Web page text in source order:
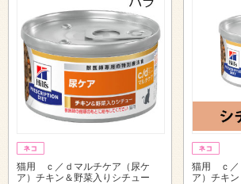
猫用 ｃ／ｄマルチケア（尿ケ
ア）チキン＆野菜入りシチュー
猫用 ｃ／
ア）チキ